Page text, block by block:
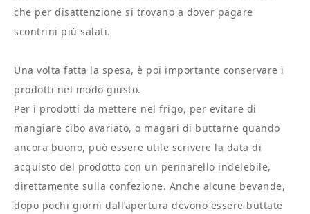
che per disattenzione si trovano a dover pagare
scontrini più salati.
Una volta fatta la spesa, è poi importante conservare i
prodotti nel modo giusto.
Per i prodotti da mettere nel frigo, per evitare di
mangiare cibo avariato, o magari di buttarne quando
ancora buono, può essere utile scrivere la data di
acquisto del prodotto con un pennarello indelebile,
direttamente sulla confezione. Anche alcune bevande,
dopo pochi giorni dall’apertura devono essere buttate